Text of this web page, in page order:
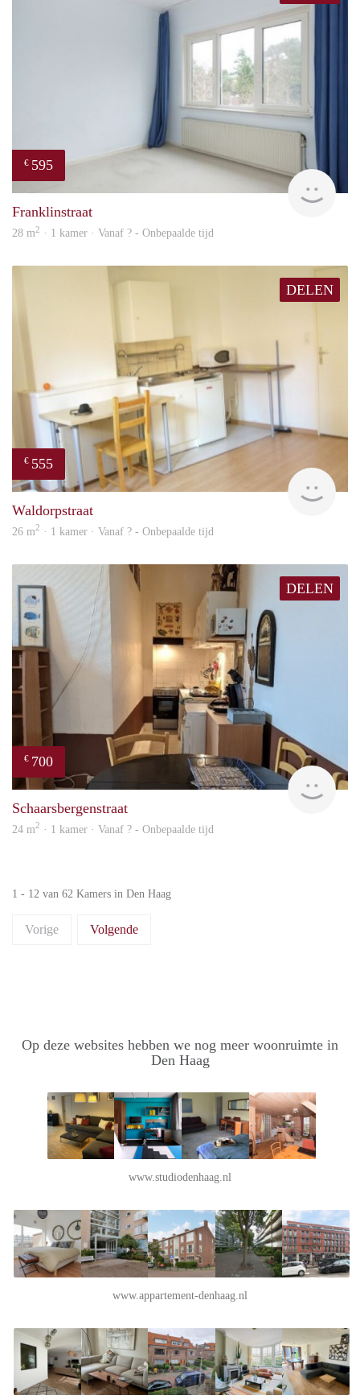
€ 595
Franklinstraat
28 m2 · 1 kamer · Vanaf ? - Onbepaalde tijd
DELEN
€ 555
Waldorpstraat
26 m2 · 1 kamer · Vanaf ? - Onbepaalde tijd
DELEN
€ 700
Schaarsbergenstraat
24 m2 · 1 kamer · Vanaf ? - Onbepaalde tijd
1 - 12 van 62 Kamers in Den Haag
Vorige Volgende
Op deze websites hebben we nog meer woonruimte in
Den Haag
www.studiodenhaag.nl
www.appartement-denhaag.nl